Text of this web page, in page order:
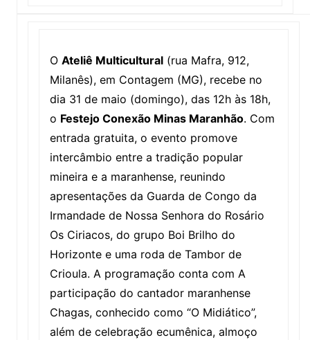
O Ateliê Multicultural(rua Mafra, 912,
Milanês), em Contagem (MG), recebe no
dia 31 de maio (domingo), das 12h às 18h,
o Festejo Conexão Minas Maranhão. Com
entrada gratuita, o evento promove
intercâmbio entre a tradição popular
mineira e a maranhense, reunindo
apresentações da Guarda de Congo da
Irmandade de Nossa Senhora do Rosário
Os Ciriacos, do grupo Boi Brilho do
Horizonte e uma roda de Tambor de
Crioula. A programação conta com A
participação do cantador maranhense
Chagas, conhecido como “O Midiático”,
além de celebração ecumênica, almoço